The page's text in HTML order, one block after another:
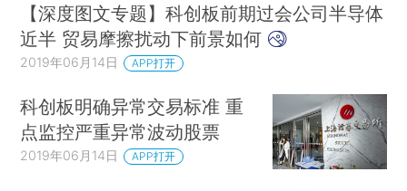
【深度图文专题】科创板前期过会公司半导体
近半 贸易摩擦扰动下前景如何
2019年06月14日 APP打开
科创板明确异常交易标准 重
点监控严重异常波动股票
2019年06月14日 APP打开